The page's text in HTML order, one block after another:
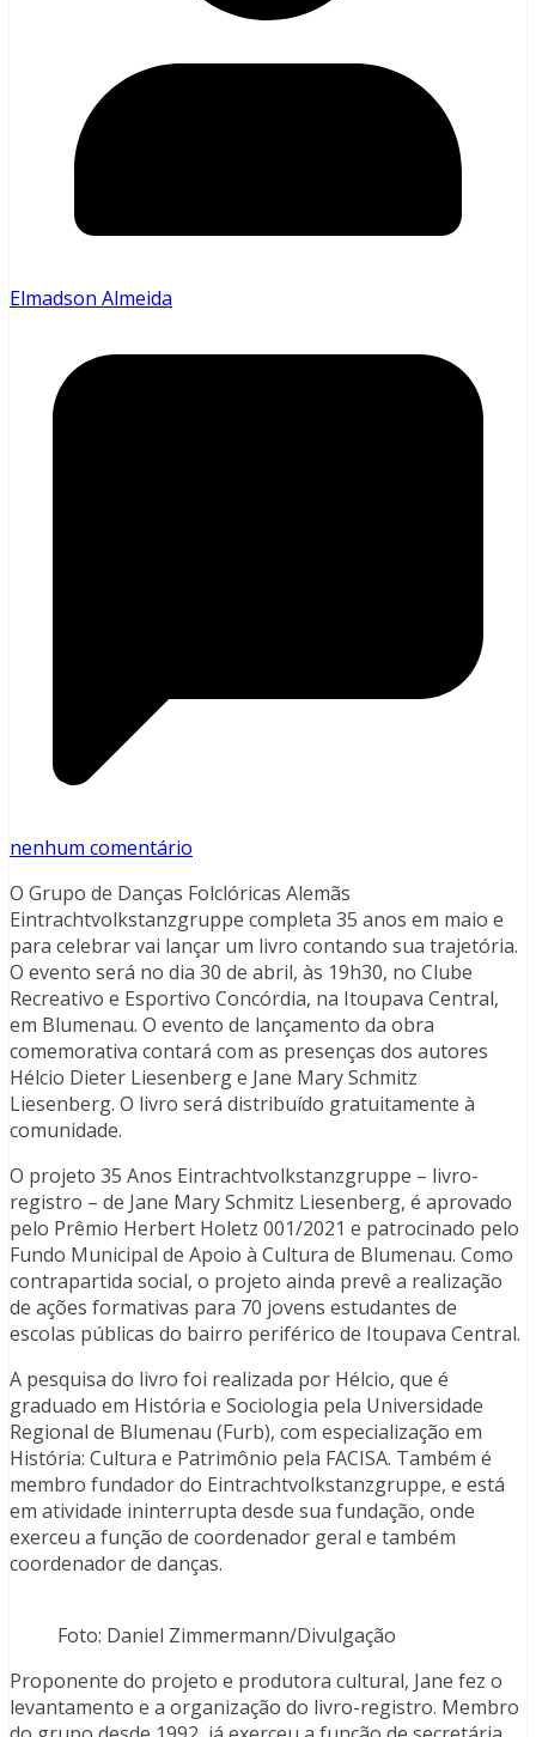
Elmadson Almeida
nenhum comentário
O Grupo de Danças Folclóricas Alemãs
Eintrachtvolkstanzgruppe completa 35 anos em maio e
para celebrar vai lançar um livro contando sua trajetória.
O evento será no dia 30 de abril, às 19h30, no Clube
Recreativo e Esportivo Concórdia, na Itoupava Central,
em Blumenau. O evento de lançamento da obra
comemorativa contará com as presenças dos autores
Hélcio Dieter Liesenberg e Jane Mary Schmitz
Liesenberg. O livro será distribuído gratuitamente à
comunidade.
O projeto 35 Anos Eintrachtvolkstanzgruppe – livro-
registro – de Jane Mary Schmitz Liesenberg, é aprovado
pelo Prêmio Herbert Holetz 001/2021 e patrocinado pelo
Fundo Municipal de Apoio à Cultura de Blumenau. Como
contrapartida social, o projeto ainda prevê a realização
de ações formativas para 70 jovens estudantes de
escolas públicas do bairro periférico de Itoupava Central.
A pesquisa do livro foi realizada por Hélcio, que é
graduado em História e Sociologia pela Universidade
Regional de Blumenau (Furb), com especialização em
História: Cultura e Patrimônio pela FACISA. Também é
membro fundador do Eintrachtvolkstanzgruppe, e está
em atividade ininterrupta desde sua fundação, onde
exerceu a função de coordenador geral e também
coordenador de danças.
Foto: Daniel Zimmermann/Divulgação
Proponente do projeto e produtora cultural, Jane fez o
levantamento e a organização do livro-registro. Membro